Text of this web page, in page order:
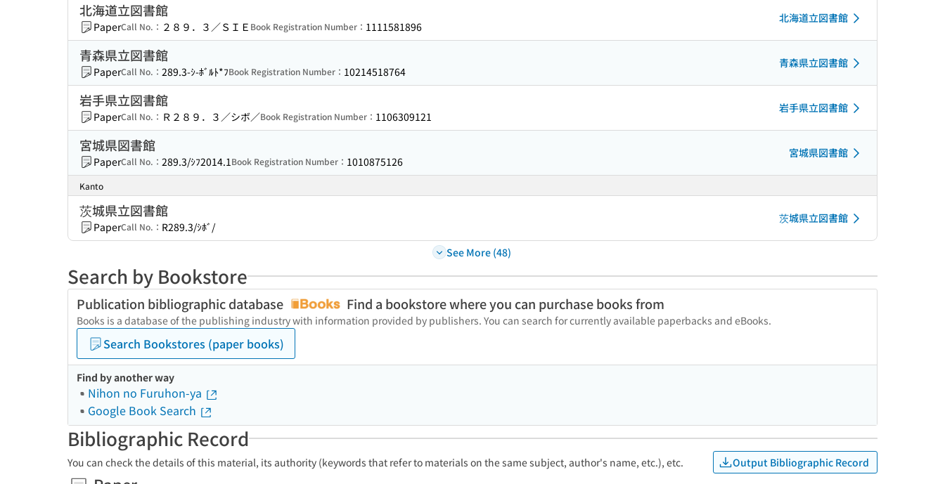
北海道立図書館
PaperCall No.： ２８９．３／ＳＩＥ Book Registration Number： 1111581896
北海道立図書館
青森県立図書館
PaperCall No.： 289.3-ｼ-ﾎﾞﾙﾄ*ﾌBook Registration Number： 10214518764
青森県立図書館
岩手県立図書館
PaperCall No.： Ｒ２８９．３／シボ／Book Registration Number： 1106309121
岩手県立図書館
宮城県図書館
PaperCall No.： 289.3/ｼﾌ2014.1Book Registration Number： 1010875126
宮城県図書館
Kanto
茨城県立図書館
PaperCall No.： R289.3/ｼﾎﾞ/
茨城県立図書館
See More (48)
Search by Bookstore
Publication bibliographic database Find a bookstore where you can purchase books from
Books is a database of the publishing industry with information provided by publishers. You can search for currently available paperbacks and eBooks.
Search Bookstores (paper books)
Find by another way
Nihon no Furuhon-ya
Google Book Search
Bibliographic Record
You can check the details of this material, its authority (keywords that refer to materials on the same subject, author's name, etc.), etc. Output Bibliographic Record